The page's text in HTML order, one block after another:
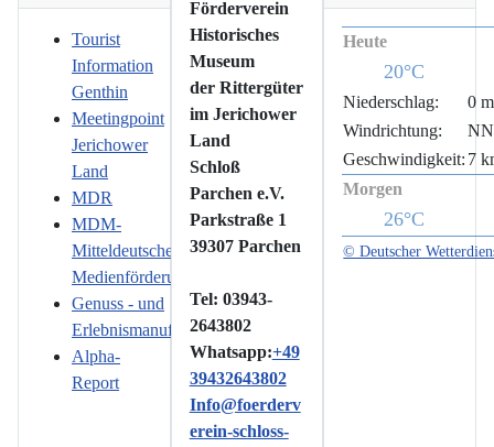
Tourist
Information
Genthin
Meetingpoint
Jerichower
Land
MDR
MDM-
Mitteldeutsche
Medienförderung
Genuss - und
Erlebnismanufaktur
Alpha-
Report
Förderverein
Historisches
Museum
der Rittergüter
im Jerichower
Land
Schloß
Parchen e.V.
Parkstraße 1
39307 Parchen
Tel: 03943-
2643802
Whatsapp:+49
39432643802
Info@foerderv
erein-schloss-
Heute
20°C
Niederschlag:
0
Windrichtung:
Geschwindigkeit: 7
Morgen
26°C
© Deutscher